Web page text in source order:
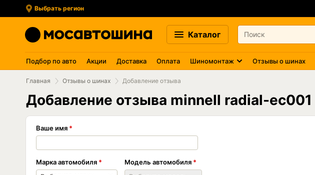
Выбрать регион
Каталог
Подбор по авто Акции Доставка Оплата Шиномонтаж Отзывы о шинах
Главная Отзывы о шинах Добавление отзыва
Добавление отзыва minnell radial-ec001
Ваше имя
Марка автомобиля Модель автомобиля